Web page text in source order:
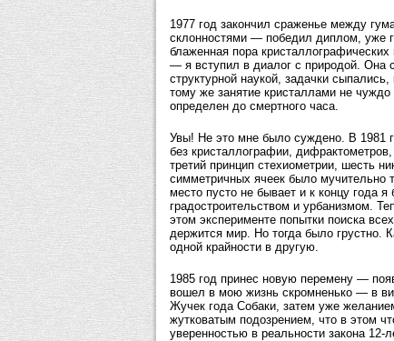
1977 год закончил сраженье между
склонностями — победил диплом, уже
блаженная пора
— я вступил в диалог с природой. Она
структурной наукой, задачки
тому же занятие кристаллами не
определен до смертного часа.
Увы! Не это мне было суждено. В 1981
без кристаллографии,
третий принцип стехиометрии, шесть
симметричных ячеек было мучительно
место пусто не бывает и к концу года
градостроительством и урбанизмом.
этом эксперименте попытки поиска
держится мир. Но тогда было грустно.
одной крайности в другую.
1985 год принес новую перемену —
вошел в мою жизнь скромненько — в
Жучек года Собаки, затем уже
жутковатым подозрением, что в этом
уверенностью в реальности закона 12-